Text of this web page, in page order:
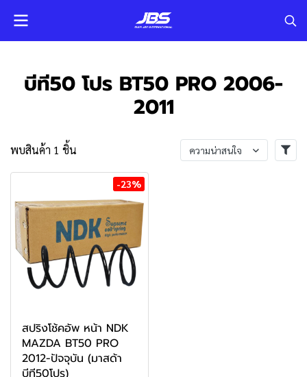
บีที50 โปร BT50 PRO 2006-
2011
พบสินค้า 1 ชิ้น ความน่าสนใจ
-23%
สปริงโช้คอัพ หน้า NDK
MAZDA BT50 PRO
2012-ปัจจุบัน (มาสด้า
บีที50โปร)